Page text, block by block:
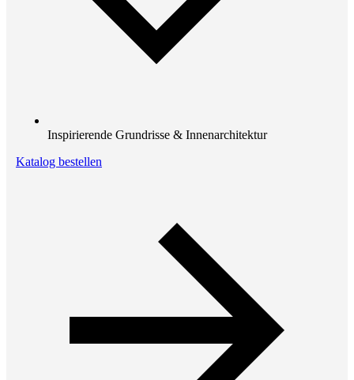
Inspirierende Grundrisse & Innenarchitektur
Katalog bestellen